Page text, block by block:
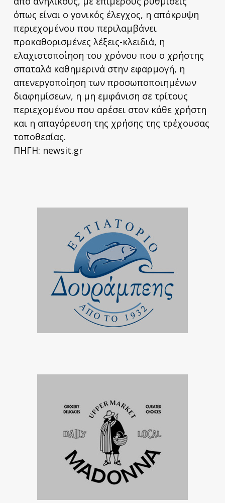
όπως είναι ο γονικός έλεγχος, η απόκρυψη
περιεχομένου που περιλαμβάνει
προκαθορισμένες λέξεις-κλειδιά, η
ελαχιστοποίηση του χρόνου που ο χρήστης
σπαταλά καθημερινά στην εφαρμογή, η
απενεργοποίηση των προσωποποιημένων
διαφημίσεων, η μη εμφάνιση σε τρίτους
περιεχομένου που αρέσει στον κάθε χρήστη
και η απαγόρευση της χρήσης της τρέχουσας
τοποθεσίας.
ΠΗΓΗ: newsit.gr